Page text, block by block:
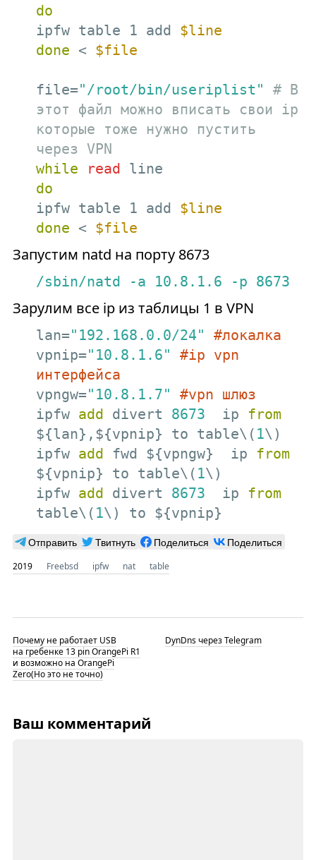
do
ipfw table 1 add $line
done < $file
file="/root/bin/useriplist"
# В
этот файл можно вписать свои ip
которые тоже нужно пустить
через VPN
while
read
do
ipfw table 1 add $line
done < $file
Запустим natd на порту 8673
/sbin/natd -a 10.8 .1 .6 -p 8673
Зарулим все ip из таблицы 1 в VPN
lan="192.168.0.0/24"
#локалка
vpnip="10.8.1.6"
#ip vpn
интерфейса
vpngw="10.8.1.7"
#vpn шлюз
ipfw add divert 8673
  ip
from
${lan},${vpnip} to table\( 1\)
ipfw add fwd ${vpngw}  ip from
${vpnip} to table\( 1\)
ipfw add divert 8673
  ip
from
table\( 1\) to ${vpnip}
Отправить Твитнуть Поделиться Поделиться
2019 Freebsd ipfw nat table
Почему не работает USB
на гребенке 13 pin OrangePi R1
и возможно на OrangePi
Zero(Но это не точно)
DynDns через Telegram
Ваш комментарий